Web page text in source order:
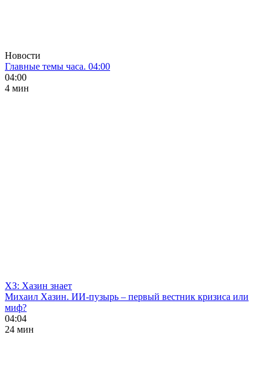
Новости
Главные темы часа. 04:00
04:00
4 мин
ХЗ: Хазин знает
Михаил Хазин. ИИ-пузырь – первый вестник кризиса или
миф?
04:04
24 мин